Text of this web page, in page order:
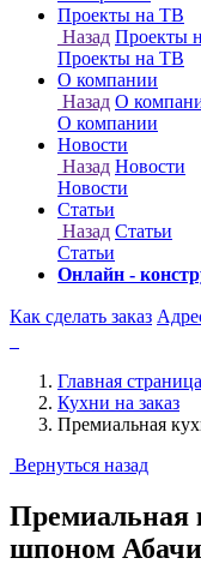
Онлайн -
Как сделать заказ
Главная страница
Кухни на заказ
Премиальная
Вернуться назад
Премиальная
шпоном Абачи